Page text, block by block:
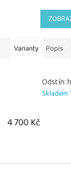
Varianty Popis
Odstín:
Skladem 1
4 700 Kč
Z